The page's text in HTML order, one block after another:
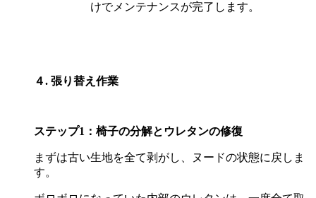
けでメンテナンスが完了します。
４. 張り替え作業
ステップ1 ：椅子の分解とウレタンの修復
まずは古い生地を全て剥がし、ヌードの状態に戻しま
す。